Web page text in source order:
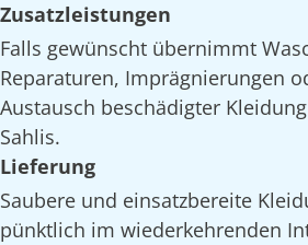
Zusatzleistungen
Falls gewünscht übernimmt
Reparaturen, Imprägnierungen
Austausch beschädigter
Sahlis.
Lieferung
Saubere und einsatzbereite
pünktlich im wiederkehrenden